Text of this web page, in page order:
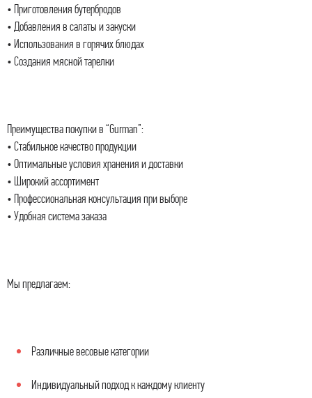
• Приготовления бутербродов
• Добавления в салаты и закуски
• Использования в горячих блюдах
• Создания мясной тарелки
Преимущества покупки в “Gurman”:
• Стабильное качество продукции
• Оптимальные условия хранения и доставки
• Широкий ассортимент
• Профессиональная консультация при выборе
• Удобная система заказа
Мы предлагаем:
Различные весовые категории
Индивидуальный подход к каждому клиенту